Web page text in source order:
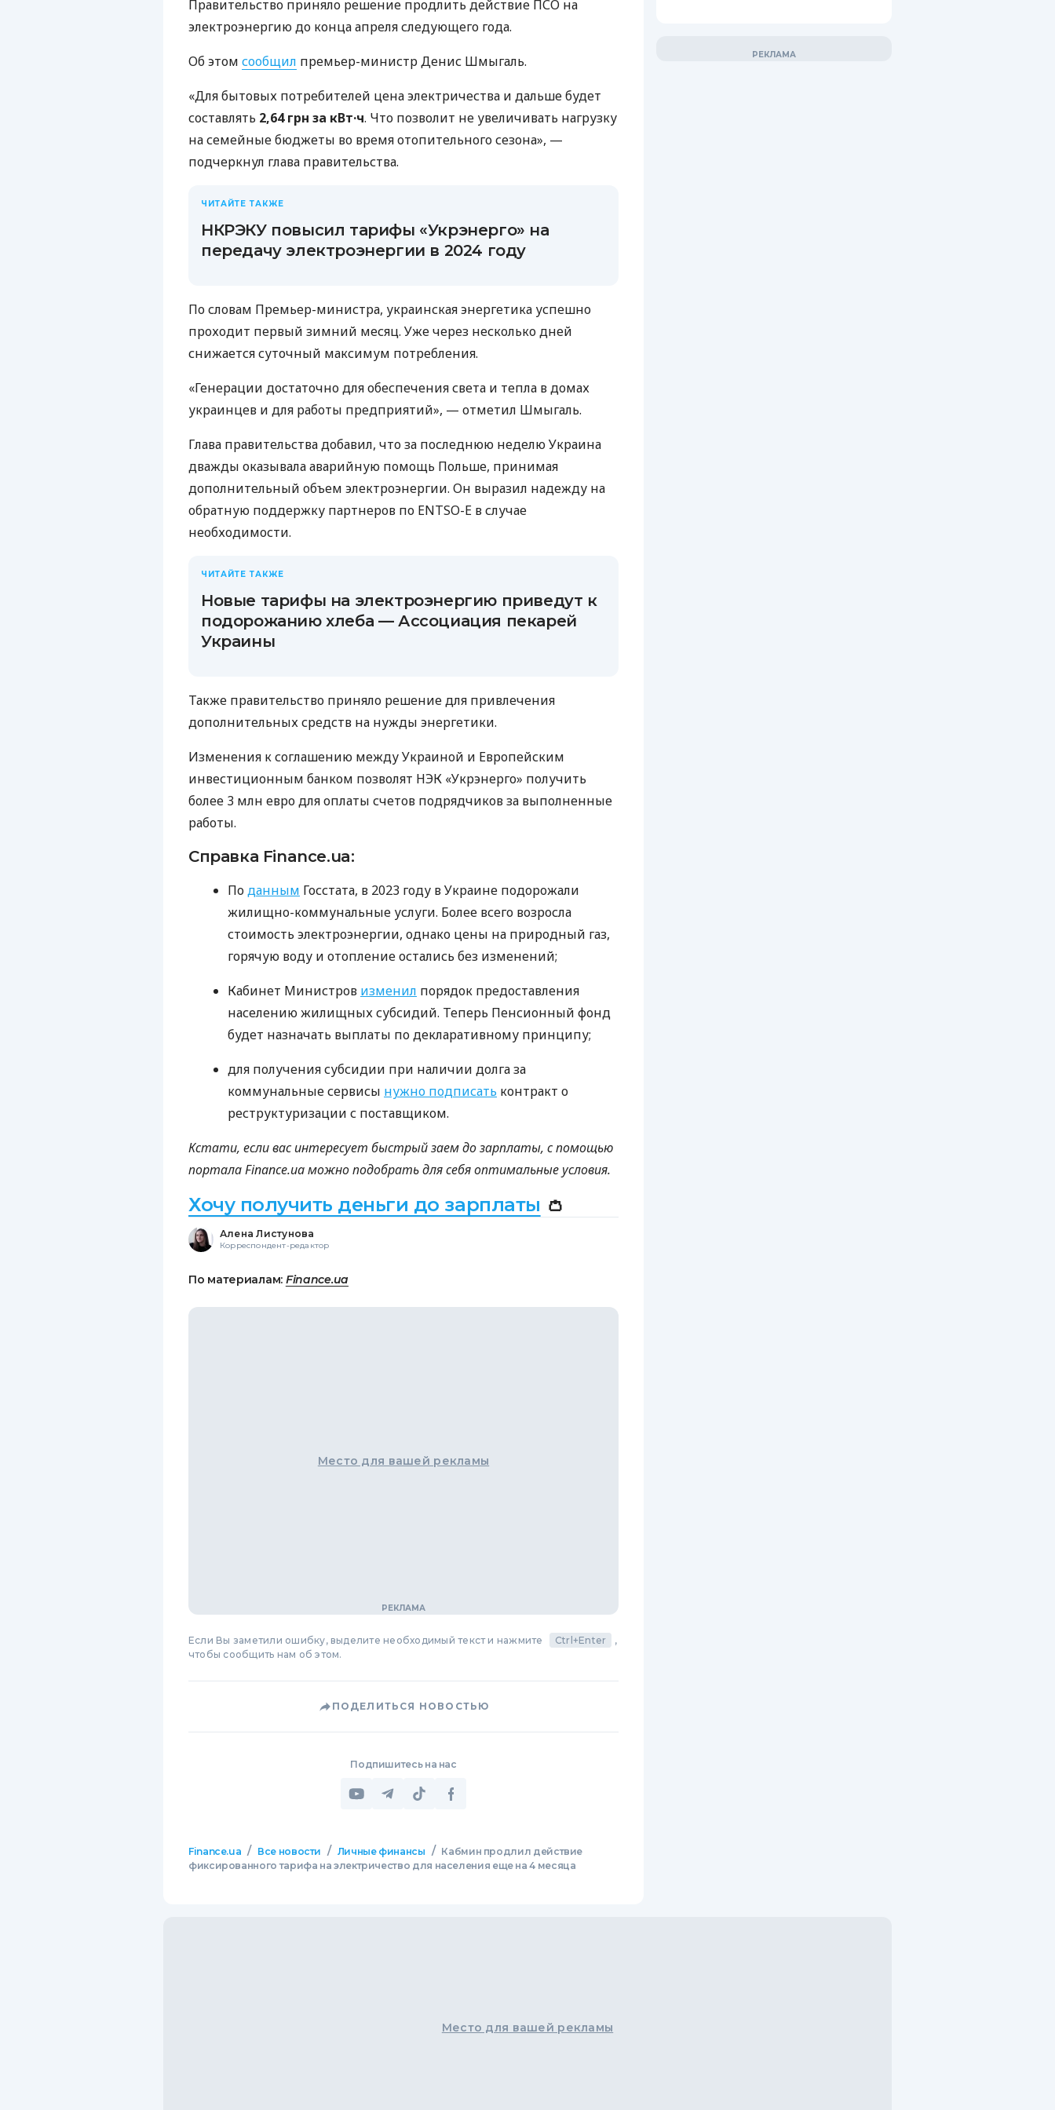
Правительство приняло решение продлить действие ПСО на
электроэнергию до конца апреля следующего года.
Об этом сообщил премьер-министр Денис Шмыгаль.
«Для бытовых потребителей цена электричества и дальше будет
составлять 2,64 грн за кВт·ч. Что позволит не увеличивать нагрузку
на семейные бюджеты во время отопительного сезона», —
подчеркнул глава правительства.
ЧИТАЙТЕ ТАКЖЕ
НКРЭКУ повысил тарифы «Укрэнерго» на
передачу электроэнергии в 2024 году
По словам Премьер-министра, украинская энергетика успешно
проходит первый зимний месяц. Уже через несколько дней
снижается суточный максимум потребления.
«Генерации достаточно для обеспечения света и тепла в домах
украинцев и для работы предприятий», — отметил Шмыгаль.
Глава правительства добавил, что за последнюю неделю Украина
дважды оказывала аварийную помощь Польше, принимая
дополнительный объем электроэнергии. Он выразил надежду на
обратную поддержку партнеров по ENTSO-E в случае
необходимости.
ЧИТАЙТЕ ТАКЖЕ
Новые тарифы на электроэнергию приведут к
подорожанию хлеба — Ассоциация пекарей
Украины
Также правительство приняло решение для привлечения
дополнительных средств на нужды энергетики.
Изменения к соглашению между Украиной и Европейским
инвестиционным банком позволят НЭК «Укрэнерго» получить
более 3 млн евро для оплаты счетов подрядчиков за выполненные
работы.
Справка Finance.ua:
Поданным Госстата, в 2023 году в Украине подорожали
жилищно-коммунальные услуги. Более всего возросла
стоимость электроэнергии, однако цены на природный газ,
горячую воду и отопление остались без изменений;
Кабинет Министров изменил порядок предоставления
населению жилищных субсидий. Теперь Пенсионный фонд
будет назначать выплаты по декларативному принципу;
для получения субсидии при наличии долга за
коммунальные сервисы нужно подписать контракт о
реструктуризации с поставщиком.
Кстати, если вас интересует быстрый заем до зарплаты, с помощью
портала Finance.ua можно подобрать для себя оптимальные условия.
Хочу получить деньги до зарплаты 👛
Алена Листунова
Корреспондент-редактор
По материалам: Finance.ua
Место для вашей рекламы
Если Вы заметили ошибку, выделите необходимый текст и нажмите Ctrl+Enter
,
чтобы сообщить нам об этом.
ПОДЕЛИТЬСЯ НОВОСТЬЮ
Подпишитесь на нас
Finance.ua / Все новости / Личные финансы / Кабмин продлил действие
фиксированного тарифа на электричество для населения еще на 4 месяца
Место для вашей рекламы